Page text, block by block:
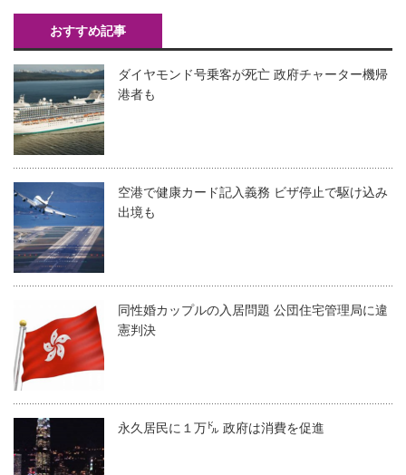
おすすめ記事
ダイヤモンド号乗客が死亡 政府チャーター機帰
港者も
空港で健康カード記入義務 ビザ停止で駆け込み
出境も
同性婚カップルの入居問題 公団住宅管理局に違
憲判決
永久居民に１万㌦ 政府は消費を促進